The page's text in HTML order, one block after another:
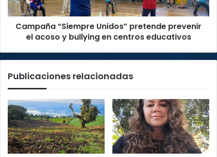
y
bullying
centros
Campaña “Siempre Unidos” pretende prevenir
el acoso y bullying en centros educativos
Publicaciones relacionadas